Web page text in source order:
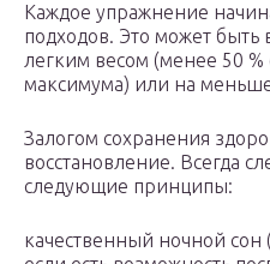
Каждое упражнение
подходов. Это может
легким весом (менее 50 %
максимума) или на
Залогом сохранения
восстановление. Всегда
следующие принципы:
качественный ночной сон